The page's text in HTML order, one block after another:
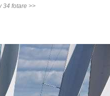
34 fotare >>